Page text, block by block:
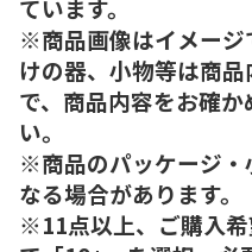
ています。
※商品画像はイメージ
けの器、小物等は商
で、商品内容をお確
い。
※商品のパッケージ・
なる場合があります。
※11点以上、ご購入